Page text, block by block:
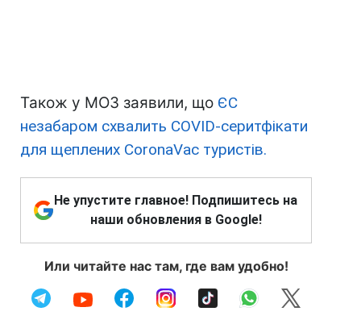
Також у МОЗ заявили, що ЄС
незабаром схвалить COVID-серитфікати
для щеплених CoronaVac туристів.
Не упустите главное! Подпишитесь на
наши обновления в Google!
Или читайте нас там, где вам удобно!